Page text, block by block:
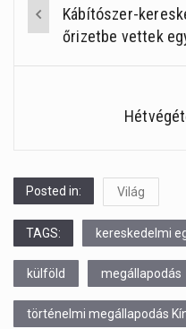
Post
navigation
Kábítószer-
őrizetbe vettek
Posted in: Világ
TAGS: kereskedelmi
külföld megállapodás
történelmi megállapodás